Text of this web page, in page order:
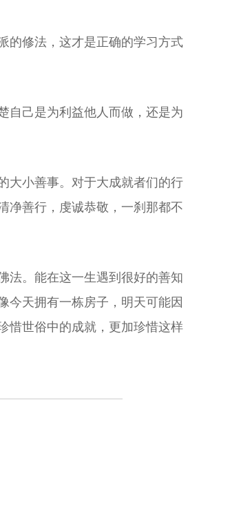
的修法，这才是正确的学习方式
自己是为利益他人而做，还是为
大小善事。对于大成就者们的行
净善行，虔诚恭敬，一刹那都不
法。能在这一生遇到很好的善知
今天拥有一栋房子，明天可能因
惜世俗中的成就，更加珍惜这样